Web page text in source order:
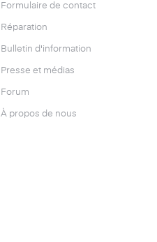
Formulaire de contact
Réparation
Bulletin d'information
Presse et médias
Forum
À propos de nous